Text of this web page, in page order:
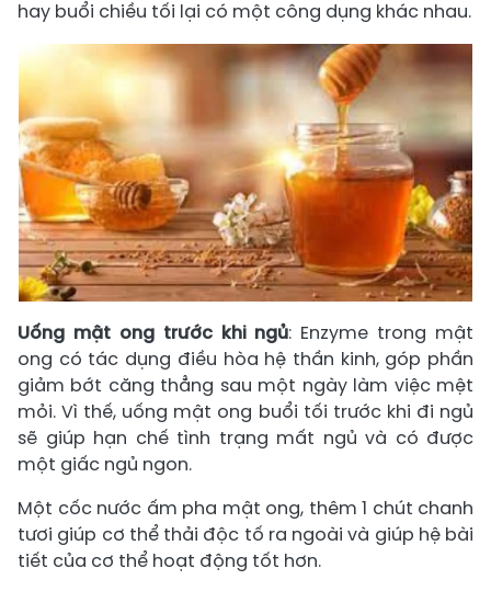
hay buổi chiều tối lại có một công dụng khác nhau.
Uống mật ong trước khi ngủ: Enzyme trong mật
ong có tác dụng điều hòa hệ thần kinh, góp phần
giảm bớt căng thẳng sau một ngày làm việc mệt
mỏi. Vì thế, uống mật ong buổi tối trước khi đi ngủ
sẽ giúp hạn chế tình trạng mất ngủ và có được
một giấc ngủ ngon.
Một cốc nước ấm pha mật ong, thêm 1 chút chanh
tươi giúp cơ thể thải độc tố ra ngoài và giúp hệ bài
tiết của cơ thể hoạt động tốt hơn.